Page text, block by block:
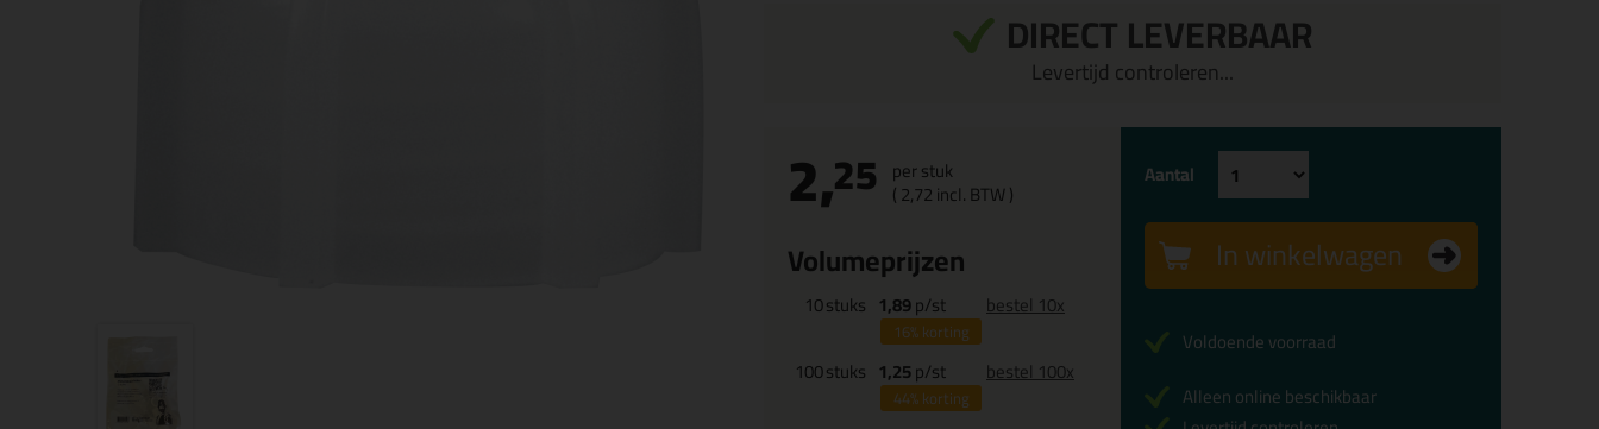
DIRECT LEVERBAAR
Levertijd controleren...
2,25 per stuk
(2,72incl. BTW )
Volumeprijzen
10stuks 1,89p/st
16%korting
bestel 10x
100stuks 1,25p/st
44%korting
bestel 100x
Aantal
In winkelwagen
Voldoende voorraad
Alleen online beschikbaar